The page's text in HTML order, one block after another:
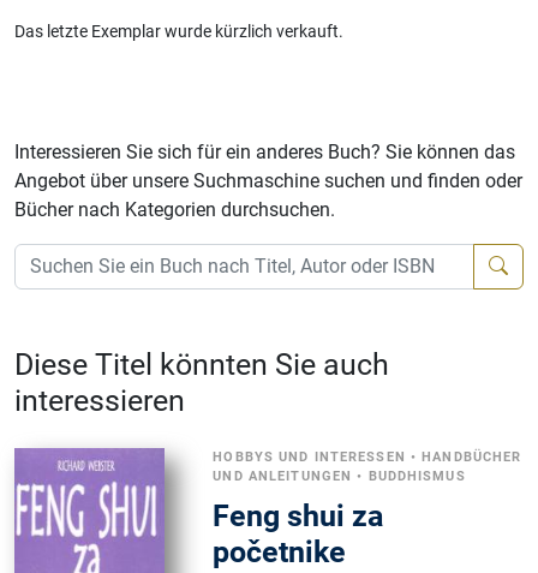
Das letzte Exemplar wurde kürzlich verkauft.
Interessieren Sie sich für ein anderes Buch? Sie können das
Angebot über unsere Suchmaschine suchen und finden oder
Bücher nach Kategorien durchsuchen.
Diese Titel könnten Sie auch
interessieren
HOBBYS UND INTERESSEN •HANDBÜCHER
UND ANLEITUNGEN • BUDDHISMUS
Feng shui za
početnike